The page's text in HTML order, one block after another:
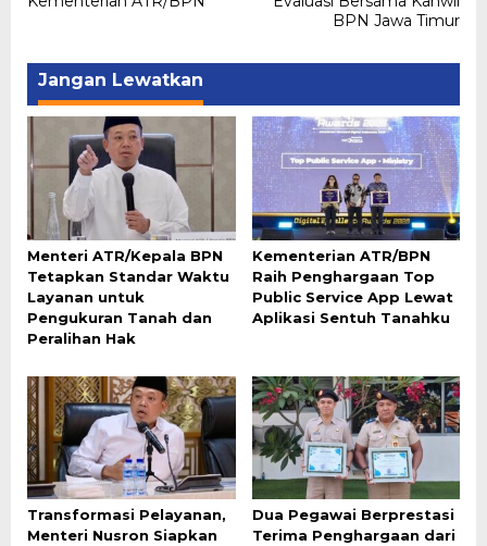
BPN Jawa Timur
Jangan Lewatkan
Menteri ATR/Kepala BPN
Tetapkan Standar Waktu
Layanan untuk
Pengukuran Tanah dan
Peralihan Hak
Kementerian ATR/BPN
Raih Penghargaan Top
Public Service App Lewat
Aplikasi Sentuh Tanahku
Transformasi Pelayanan,
Menteri Nusron Siapkan
Dua Pegawai Berprestasi
Terima Penghargaan dari